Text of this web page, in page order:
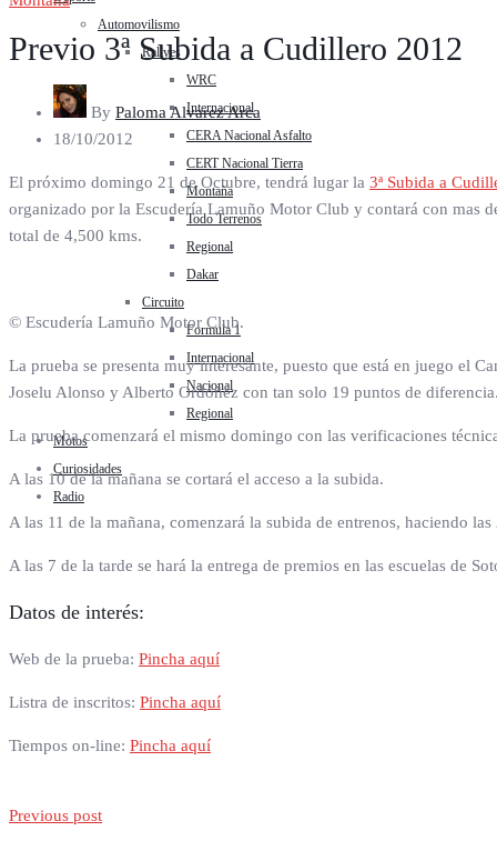
Automovilismo
Rallyes
WRC
Internacional
CERA Nacional Asfalto
CERT Nacional Tierra
Montaña
Todo Terrenos
Regional
Dakar
Circuito
Formula 1
Internacional
Nacional
Regional
Motos
Curiosidades
Radio
Previo 3ª Subida a Cudillero 2012
By Paloma Alvarez Arca
18/10/2012
El próximo domingo 21 de Octubre, tendrá lugar la 3ª Subida a
organizado por la Escudería Lamuño Motor Club y contará con mas
total de 4,500 kms.
© Escudería Lamuño Motor Club.
La prueba se presenta muy interesante, puesto que está en juego el
Joselu Alonso y Alberto Ordóñez con tan solo 19 puntos de diferencia.
La prueba comenzará el mismo domingo con las verificaciones
A las 10 de la mañana se cortará el acceso a la subida.
A las 11 de la mañana, comenzará la subida de entrenos, haciendo
A las 7 de la tarde se hará la entrega de premios en las escuelas de
Datos de interés:
Web de la prueba: Pincha aquí
Listra de inscritos: Pincha aquí
Tiempos on-line: Pincha aquí
Previous post